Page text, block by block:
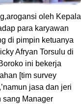
oleh Kepala
para karyawan
di pimpin ketuanya
Afryan Torsulu di
ini bekerja
[tim survey
jasa dan jeri
sang Manager